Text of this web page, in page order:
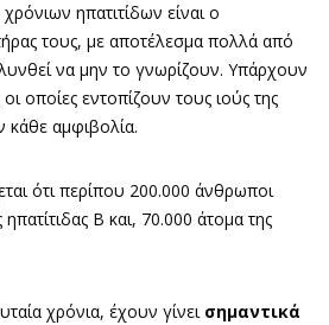
ηπατιτίδων είναι ο
τους, με αποτέλεσμα πολλά από
να μην το γνωρίζουν. Υπάρχουν
οποίες εντοπίζουν τους ιούς της
κάθε αμφιβολία.
ότι περίπου 200.000 άνθρωποι
ηπατίτιδας Β και, 70.000 άτομα της
χρόνια, έχουν γίνει σημαντικά